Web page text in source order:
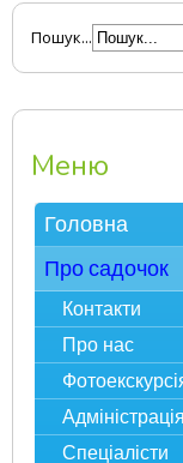
Пошук...
Меню
Головна
Зверніть увагу
Електронна
Карта сайту
Про садочок
Контакти
Про нас
Адміністрація
Спеціалісти